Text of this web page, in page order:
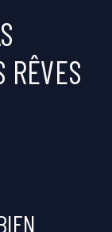
RÊVES